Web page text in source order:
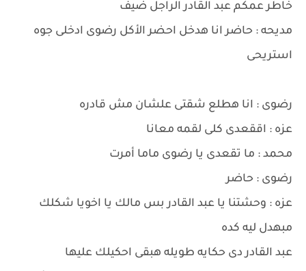
خاطر عمكم عبد القادر الراجل ضيف
مديحه : حاضر انا هدخل احضر الأكل رضوى ادخلى جوه
استريحى
رضوى : انا هطلع شقتى علشان مش قادره
عزه : اققعدى كلى لقمه معانا
محمد : ما تقعدى يا رضوى ماما أمرت
رضوى : حاضر
عزه : وحشتنا يا عبد القادر بس مالك يا اخويا شكلك
مبهدل ليه كده
عبد القادر دى حكايه طويله هبقى احكيلك عليها